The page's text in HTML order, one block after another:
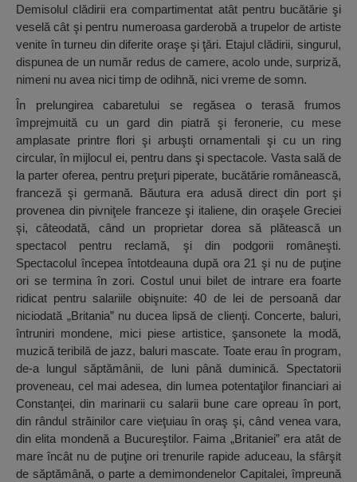
Demisolul clădirii era compartimentat atât pentru bucătărie şi
veselă cât şi pentru numeroasa garderobă a trupelor de artiste
venite în turneu din diferite oraşe şi ţări. Etajul clădirii, singurul,
dispunea de un număr redus de camere, acolo unde, surpriză,
nimeni nu avea nici timp de odihnă, nici vreme de somn.
În prelungirea cabaretului se regăsea o terasă frumos
împrejmuită cu un gard din piatră şi feronerie, cu mese
amplasate printre flori şi arbuşti ornamentali şi cu un ring
circular, în mijlocul ei, pentru dans şi spectacole. Vasta sală de
la parter oferea, pentru preţuri piperate, bucătărie românească,
franceză şi germană. Băutura era adusă direct din port şi
provenea din pivniţele franceze şi italiene, din oraşele Greciei
şi, câteodată, când un proprietar dorea să plătească un
spectacol pentru reclamă, şi din podgorii româneşti.
Spectacolul începea întotdeauna după ora 21 şi nu de puţine
ori se termina în zori. Costul unui bilet de intrare era foarte
ridicat pentru salariile obişnuite: 40 de lei de persoană dar
niciodată „Britania” nu ducea lipsă de clienţi. Concerte, baluri,
întruniri mondene, mici piese artistice, şansonete la modă,
muzică teribilă de jazz, baluri mascate. Toate erau în program,
de-a lungul săptămânii, de luni până duminică. Spectatorii
proveneau, cel mai adesea, din lumea potentaţilor financiari ai
Constanţei, din marinarii cu salarii bune care opreau în port,
din rândul străinilor care vieţuiau în oraş şi, când venea vara,
din elita mondenă a Bucureştilor. Faima „Britaniei” era atât de
mare încât nu de puţine ori trenurile rapide aduceau, la sfârşit
de săptămână, o parte a demimondenelor Capitalei, împreună